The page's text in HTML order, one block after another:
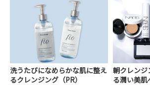
洗うたびになめらかな肌に整え
るクレンジング（PR）
朝クレンジ
る潤い美肌